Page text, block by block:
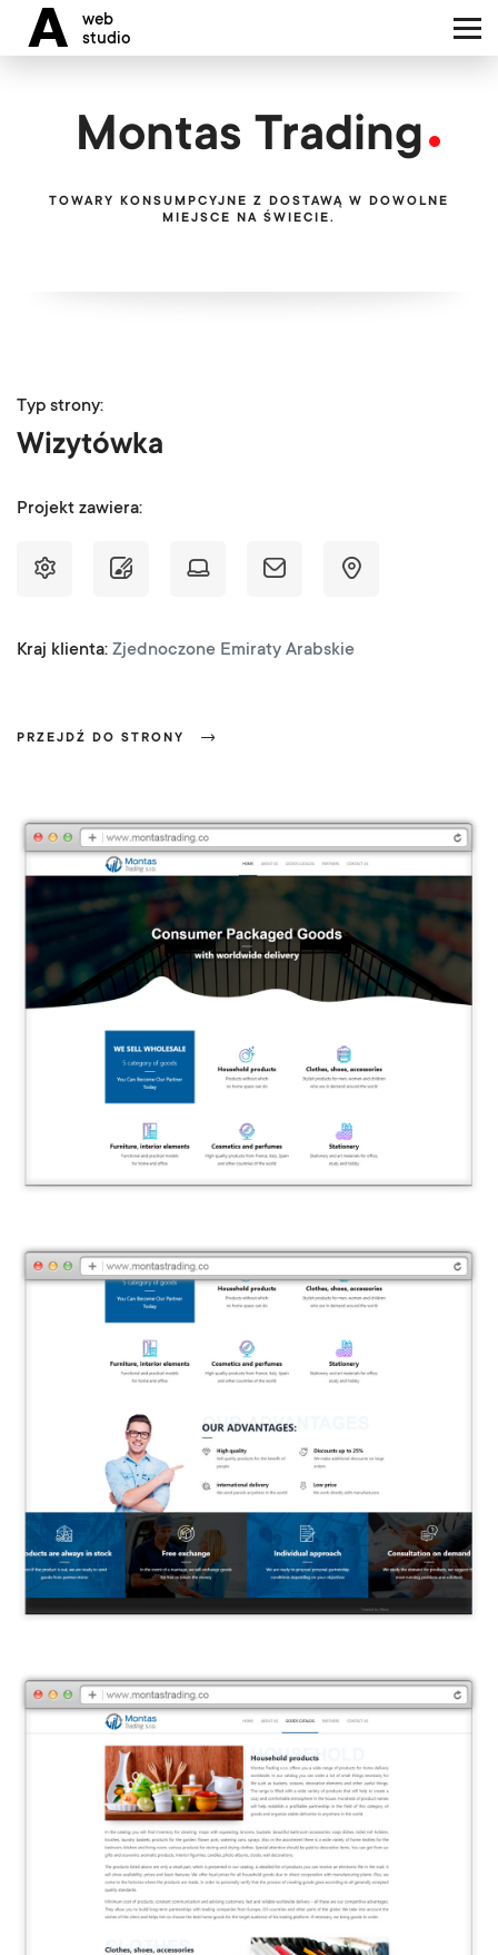
A
web
studio
команда
Интересуетесь нашими
проекта
Montas Trading
TOWARY KONSUMPCYJNE Z DOSTAWĄ W DOWOLNE
MIEJSCE NA ŚWIECIE.
Typ strony:
Wizytówka
Projekt zawiera:
Kraj klienta: Zjednoczone Emiraty Arabskie
PRZEJDŹ DO STRONY